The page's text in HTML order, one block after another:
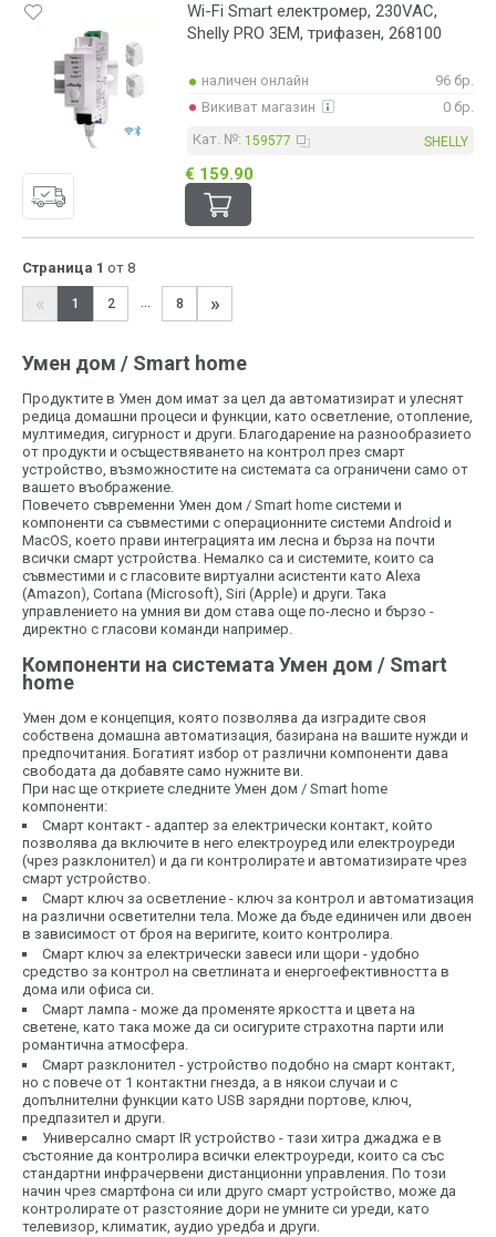
Wi-Fi Smart електромер, 230VAC,
Shelly PRO 3EM, трифазен, 268100
наличен онлайн
96 бр.
Викиват магазин
0 бр.
Кат. №: 159577 SHELLY
€ 159.90
Страница 1 от 8
« 1 2 ... 8 »
Умен дом / Smart home
Продуктите в Умен дом имат за цел да автоматизират и улеснят
редица домашни процеси и функции, като осветление, отопление,
мултимедия, сигурност и други. Благодарение на разнообразието
от продукти и осъществяването на контрол през смарт
устройство, възможностите на системата са ограничени само от
вашето въображение.
Повечето съвременни Умен дом / Smart home системи и
компоненти са съвместими с операционните системи Android и
MacOS, което прави интеграцията им лесна и бърза на почти
всички смарт устройства. Немалко са и системите, които са
съвместими и с гласовите виртуални асистенти като Alexa
(Amazon), Cortana (Microsoft), Siri (Apple) и други. Така
управлението на умния ви дом става още по-лесно и бързо -
директно с гласови команди например.
Компоненти на системата Умен дом / Smart
home
Умен дом е концепция, която позволява да изградите своя
собствена домашна автоматизация, базирана на вашите нужди и
предпочитания. Богатият избор от различни компоненти дава
свободата да добавяте само нужните ви.
При нас ще откриете следните Умен дом / Smart home
компоненти:
Смарт контакт - адаптер за електрически контакт, който
позволява да включите в него електроуред или електроуреди
(чрез разклонител) и да ги контролирате и автоматизирате чрез
смарт устройство.
Смарт ключ за осветление - ключ за контрол и автоматизация
на различни осветителни тела. Може да бъде единичен или двоен
в зависимост от броя на веригите, които контролира.
Смарт ключ за електрически завеси или щори - удобно
средство за контрол на светлината и енергоефективността в
дома или офиса си.
Смарт лампа - може да променяте яркостта и цвета на
светене, като така може да си осигурите страхотна парти или
романтична атмосфера.
Смарт разклонител - устройство подобно на смарт контакт,
но с повече от 1 контактни гнезда, а в някои случаи и с
допълнителни функции като USB зарядни портове, ключ,
предпазител и други.
Универсално смарт IR устройство - тази хитра джаджа е в
състояние да контролира всички електроуреди, които са със
стандартни инфрачервени дистанционни управления. По този
начин чрез смартфона си или друго смарт устройство, може да
контролирате от разстояние дори не умните си уреди, като
телевизор, климатик, аудио уредба и други.